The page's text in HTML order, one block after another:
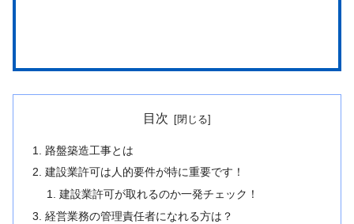
目次
路盤築造工事とは
建設業許可は人的要件が特に重要です！
建設業許可が取れるのか一発チェック！
経営業務の管理責任者になれる方は？